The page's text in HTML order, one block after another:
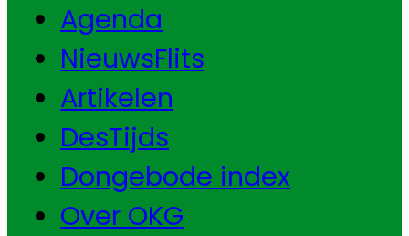
Agenda
NieuwsFlits
Artikelen
DesTijds
Dongebode index
Over OKG